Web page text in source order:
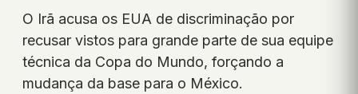
O Irã acusa os EUA de discriminação por
recusar vistos para grande parte de sua equipe
técnica da Copa do Mundo, forçando a
mudança da base para o México.